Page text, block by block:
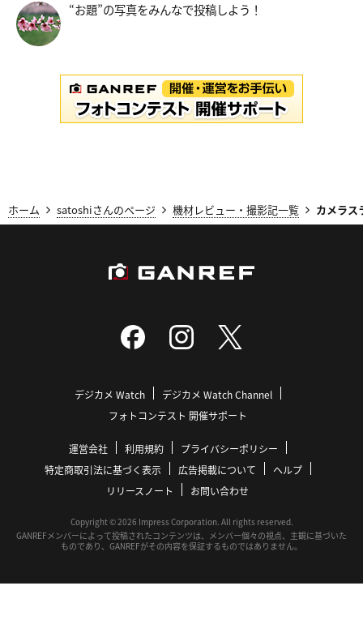
“お題”の写真をみんなで投稿しよう！
ホーム satoshiさんのページ 機材レビュー・撮影記一覧 カメラス
デジカメ Watch
デジカメ Watch Channel
フォトコンテスト 開催サポート
運営会社 利用規約
プライバシーポリシー
特定商取引法に基づく表示
広告掲載について
ヘルプ
リリースノート
お問い合わせ
Copyright © 2026 Impress Corporation. All rights reserved.
GANREFメンバーによって投稿されたコンテンツは、メンバー個々の視点、主観に基づいた
ものであり、GANREFがその内容を保証するものではありません。